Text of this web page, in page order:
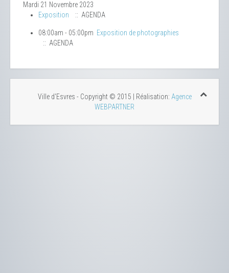
Mardi 21 Novembre 2023
Exposition
:: AGENDA
08:00am - 05:00pm Exposition de photographies
:: AGENDA
Ville d'Esvres - Copyright © 2015 | Réalisation: Agence
WEBPARTNER